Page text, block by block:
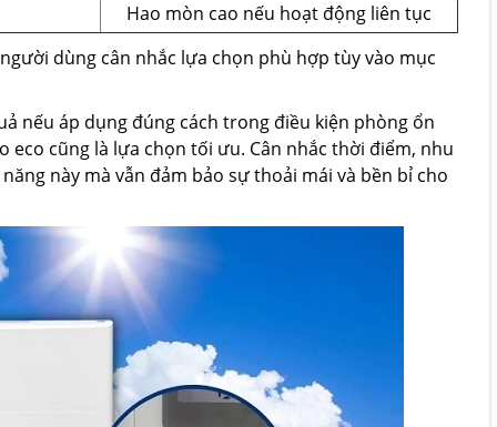
Hao mòn cao nếu hoạt động liên tục
dùng cân nhắc lựa chọn phù hợp tùy vào mục
nếu áp dụng đúng cách trong điều kiện phòng ổn
eco cũng là lựa chọn tối ưu. Cân nhắc thời điểm, nhu
này mà vẫn đảm bảo sự thoải mái và bền bỉ cho